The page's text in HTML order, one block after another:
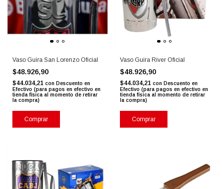
Vaso Guira San Lorenzo Oficial
$48.926,90
$44.034,21 con Descuento en
Efectivo (para pagos en efectivo en
tienda física al momento de retirar
la compra)
Comprar
Vaso Guira River Oficial
$48.926,90
$44.034,21 con Descuento en
Efectivo (para pagos en efectivo en
tienda física al momento de retirar
la compra)
Comprar